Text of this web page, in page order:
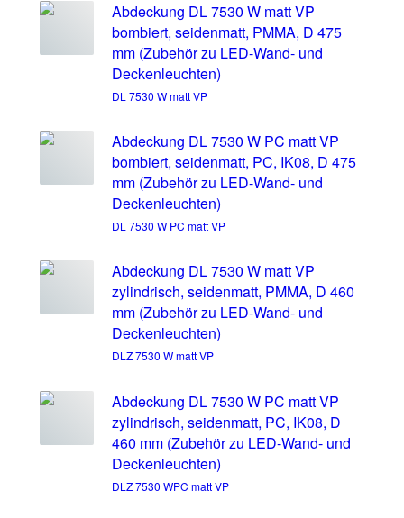
Abdeckung DL 7530 W matt VP
bombiert, seidenmatt, PMMA, D 475
mm (Zubehör zu LED-Wand- und
Deckenleuchten)
DL 7530 W matt VP
Abdeckung DL 7530 W PC matt VP
bombiert, seidenmatt, PC, IK08, D 475
mm (Zubehör zu LED-Wand- und
Deckenleuchten)
DL 7530 W PC matt VP
Abdeckung DL 7530 W matt VP
zylindrisch, seidenmatt, PMMA, D 460
mm (Zubehör zu LED-Wand- und
Deckenleuchten)
DLZ 7530 W matt VP
Abdeckung DL 7530 W PC matt VP
zylindrisch, seidenmatt, PC, IK08, D
460 mm (Zubehör zu LED-Wand- und
Deckenleuchten)
DLZ 7530 WPC matt VP